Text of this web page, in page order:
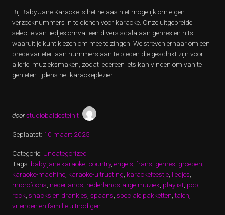
Bij Baby Jane Karaoke is het helaas niet mogelijk om eigen
verzoeknummers in te dienen voor karaoke. Onze uitgebreide
selectie van liedjes omvat een divers scala aan genres en hits
waaruit je kunt kiezen om mee te zingen. We streven ernaar om een
brede variëteit aan nummers aan te bieden die geschikt zijn voor
allerlei muzieksmaken, zodat iedereen iets kan vinden om van te
genieten tijdens het karaokeplezier.
doorstudiobaldesteinit
Geplaatst: 10 maart 2025
Categorie: Uncategorized
Tags: baby jane karaoke country, engels frans genres groepen
karaoke-machine karaoke-uitrusting karaokefeestje liedjes
microfoons nederlands nederlandstalige muziek playlist pop
rock snacks en drankjes spaans speciale pakketten ,talen
vrienden en familie uitnodigen